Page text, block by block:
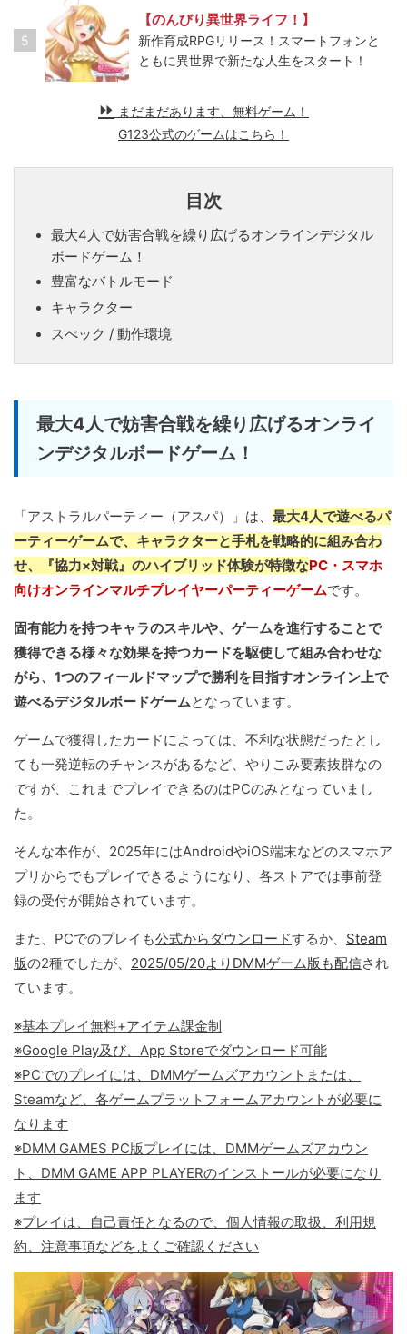
5
【のんびり異世界ライフ！】
新作育成RPGリリース！スマートフォンと
ともに異世界で新たな人生をスタート！
まだまだあります、無料ゲーム！
G123公式のゲームはこちら！
目次
最大4人で妨害合戦を繰り広げるオンラインデジタル
ボードゲーム！
豊富なバトルモード
キャラクター
スぺック / 動作環境
最大4人で妨害合戦を繰り広げるオンライ
ンデジタルボードゲーム！
「アストラルパーティー（アスパ）」は、 最大4人で遊べるパ
ーティーゲームで、キャラクターと手札を戦略的に組み合わ
せ、『協力×対戦』のハイブリッド体験が特徴なPC・スマホ
向けオンラインマルチプレイヤーパーティーゲームです。
固有能力を持つキャラのスキルや、ゲームを進行することで
獲得できる様々な効果を持つカードを駆使して組み合わせな
がら、1つのフィールドマップで勝利を目指すオンライン上で
遊べるデジタルボードゲームとなっています。
ゲームで獲得したカードによっては、不利な状態だったとし
ても一発逆転のチャンスがあるなど、やりこみ要素抜群なの
ですが、これまでプレイできるのはPCのみとなっていまし
た。
そんな本作が、2025年にはAndroidやiOS端末などのスマホア
プリからでもプレイできるようになり、各ストアでは事前登
録の受付が開始されています。
また、PCでのプレイも公式からダウンロードするか、 Steam
版の2種でしたが、 2025/05/20よりDMMゲーム版も配信され
ています。
※基本プレイ無料+アイテム課金制
※Google Play及び、App Storeでダウンロード可能
※PCでのプレイには、DMMゲームズアカウントまたは、
Steamなど、各ゲームプラットフォームアカウントが必要に
なります
※DMM GAMES PC版プレイには、DMMゲームズアカウン
ト、DMM GAME APP PLAYERのインストールが必要になり
ます
※プレイは、自己責任となるので、個人情報の取扱、利用規
約、注意事項などをよくご確認ください